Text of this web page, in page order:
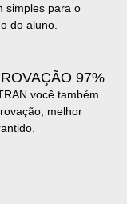
simples para o
do aluno.
97%
você também.
melhor